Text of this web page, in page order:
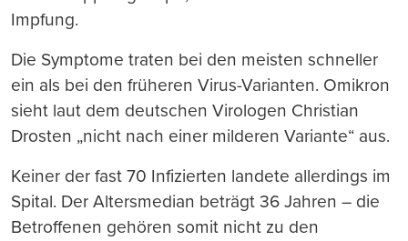
Impfung.
Die Symptome traten bei den meisten schneller
ein als bei den früheren Virus-Varianten. Omikron
sieht laut dem deutschen Virologen Christian
Drosten „nicht nach einer milderen Variante“ aus.
Keiner der fast 70 Infizierten landete allerdings im
Spital. Der Altersmedian beträgt 36 Jahren – die
Betroffenen gehören somit nicht zu den